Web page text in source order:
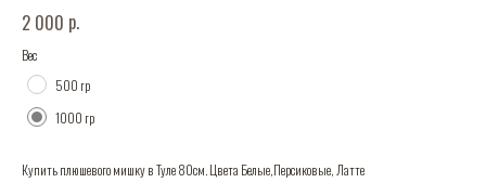
2 000 р.
Вес
500 гр
1000 гр
Купить плюшевого мишку в Туле 80см. Цвета Белые,Персиковые, Латте